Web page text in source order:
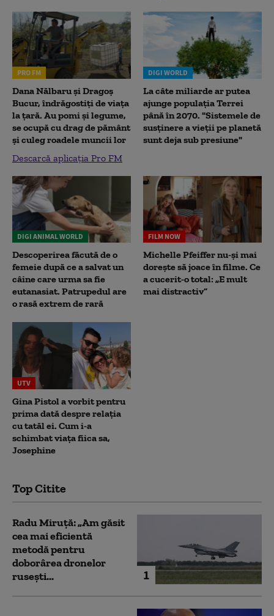
PRO FM
Dana Nălbaru și Dragoș
Bucur, îndrăgostiți de viața
la țară. Au pomi și legume,
se ocupă cu drag de pământ
și culeg roadele muncii lor
Descarcă aplicația Pro FM
DIGI WORLD
La câte miliarde ar putea
ajunge populația Terrei
până în 2070. "Sistemele de
susținere a vieții pe planetă
sunt deja sub presiune"
DIGI ANIMAL WORLD
Descoperirea făcută de o
femeie după ce a salvat un
câine care urma sa fie
eutanasiat. Patrupedul are
o rasă extrem de rară
FILM NOW
Michelle Pfeiffer nu-și mai
dorește să joace în filme. Ce
a cucerit-o total: „E mult
mai distractiv”
UTV
Gina Pistol a vorbit pentru
prima dată despre relația
cu tatăl ei. Cum i-a
schimbat viața fiica sa,
Josephine
Top Citite
1
Radu Miruță: „Am găsit
cea mai eficientă
metodă pentru
doborârea dronelor
rusești...